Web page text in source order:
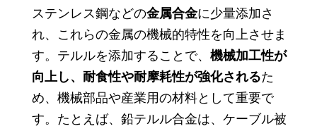
ステンレス鋼などの金属合金に少量添加さ
れ、これらの金属の機械的特性を向上させま
す。テルルを添加することで、 機械加工性が
向上し、耐食性や耐摩耗性が強化されるた
め、機械部品や産業用の材料として重要で
す。たとえば、鉛テルル合金は、ケーブル被